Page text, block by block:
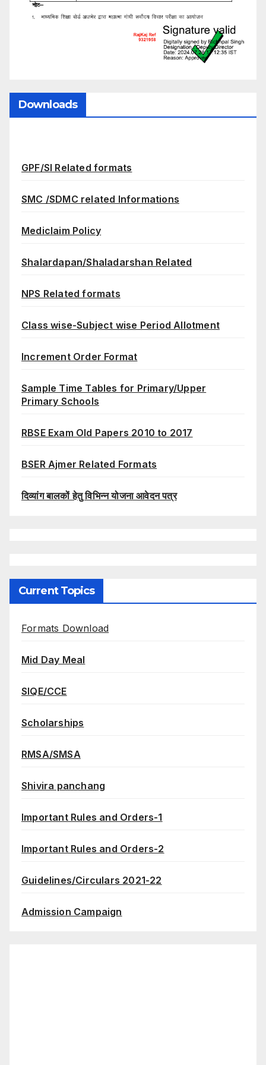
Downloads
GPF/SI Related formats
SMC /SDMC related Informations
Mediclaim Policy
Shalardapan/Shaladarshan Related
NPS Related formats
Class wise-Subject wise Period Allotment
Increment Order Format
Sample Time Tables for Primary/Upper
Primary Schools
RBSE Exam Old Papers 2010 to 2017
BSER Ajmer Related Formats
दिव्यांग बालकों हेतु विभिन्न योजना आवेदन पत्र
Current Topics
Formats Download
Mid Day Meal
SIQE/CCE
Scholarships
RMSA/SMSA
Shivira panchang
Important Rules and Orders-1
Important Rules and Orders-2
Guidelines/Circulars 2021-22
Admission Campaign